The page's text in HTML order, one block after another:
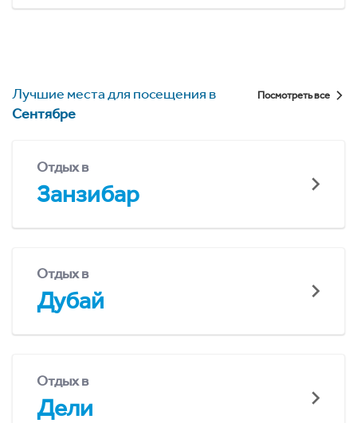
Лучшие места для посещения в
Сентябре
Посмотреть все
Отдых в
Занзибар
Отдых в
Дубай
Отдых в
Дели